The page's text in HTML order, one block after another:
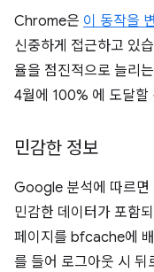
Chrome은 이 동작을
신중하게 접근하고 있
율을 점진적으로 늘리
4월에 100% 에 도달할
민감한 정보
Google 분석에 따르면
민감한 데이터가 포함
페이지를 bfcache에
를 들어 로그아웃 시 뒤